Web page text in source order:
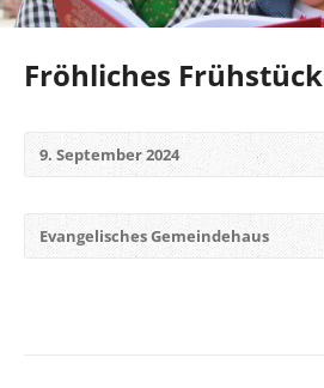
Fröhliches Frühstück
9. September 2024
Evangelisches Gemeindehaus